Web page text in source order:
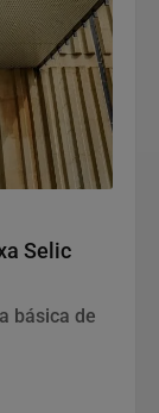
Selic
básica de